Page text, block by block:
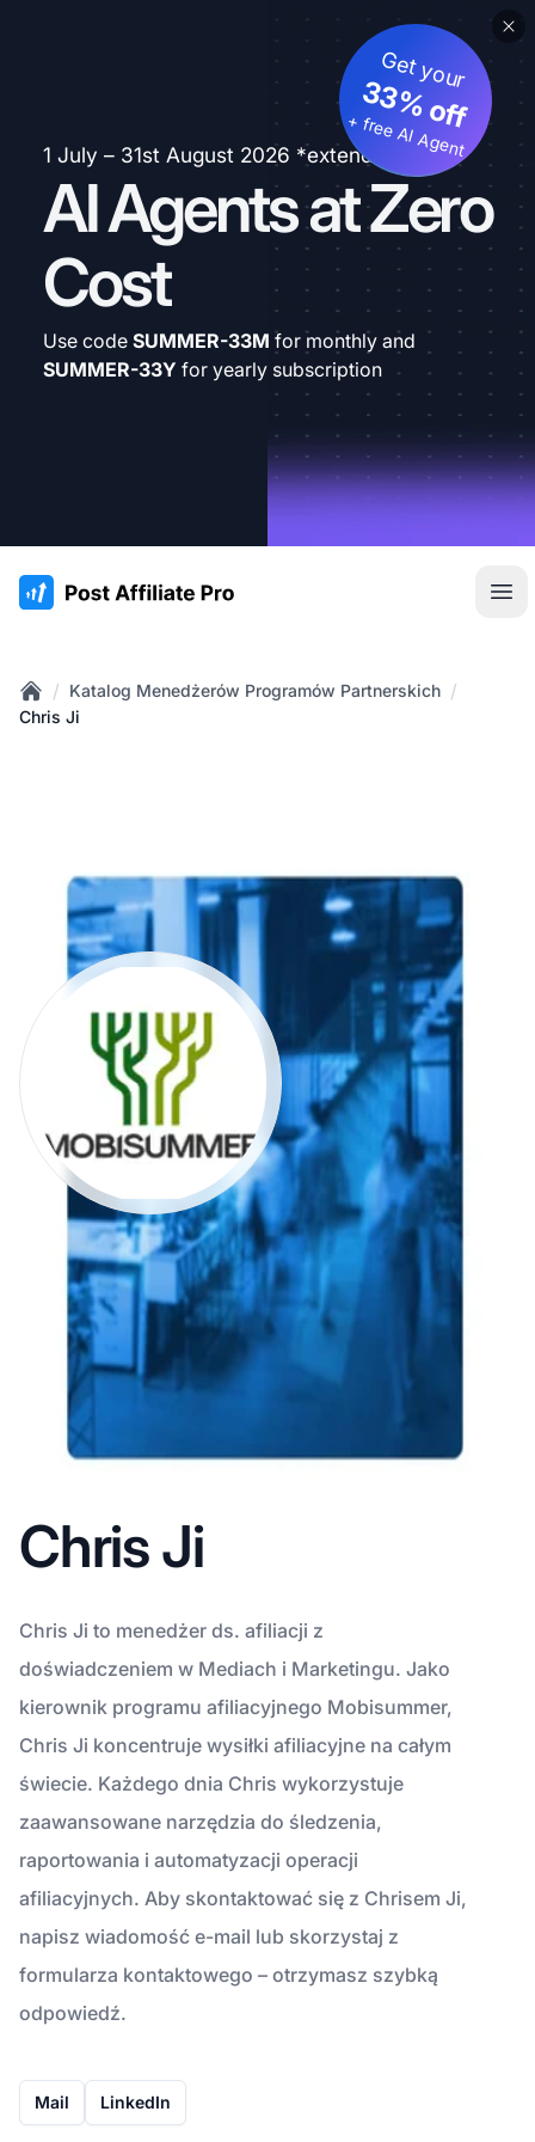
1 July – 31st August 2026 *extended
AI Agents at Zero
Cost
Get your
33% off
+ free AI Agent
Use code SUMMER-33M for monthly and
SUMMER-33Y for yearly subscription
:site.title
Home
/ Katalog Menedżerów Programów Partnerskich /
Chris Ji
Chris Ji
Chris Ji to menedżer ds. afiliacji z
doświadczeniem w Mediach i Marketingu. Jako
kierownik programu afiliacyjnego Mobisummer,
Chris Ji koncentruje wysiłki afiliacyjne na całym
świecie. Każdego dnia Chris wykorzystuje
zaawansowane narzędzia do śledzenia,
raportowania i automatyzacji operacji
afiliacyjnych. Aby skontaktować się z Chrisem Ji,
napisz wiadomość e-mail lub skorzystaj z
formularza kontaktowego – otrzymasz szybką
odpowiedź.
Mail LinkedIn